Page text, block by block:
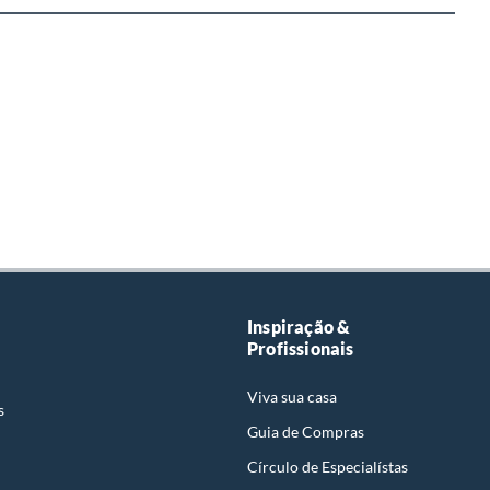
Inspiração &
Profissionais
Viva sua casa
Guia de Compras
Círculo de Especialístas